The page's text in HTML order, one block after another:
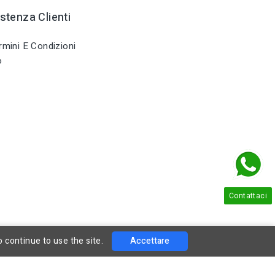
Clienti
E Condizioni
continue to use the site. Accettare
Contattaci